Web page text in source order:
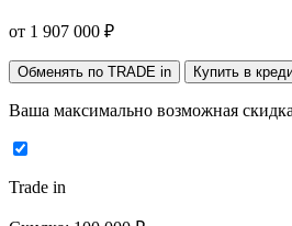
от 1 907 000 ₽
Обменять по TRADE in Купить в
Ваша максимально возможная скидка
Trade in